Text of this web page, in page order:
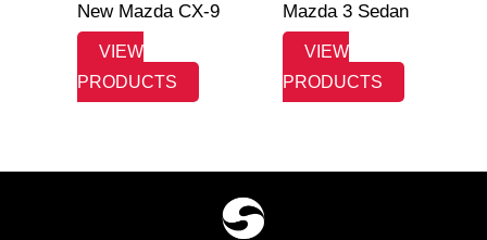
New Mazda CX-9
VIEW
PRODUCTS
Mazda 3 Sedan
VIEW
PRODUCTS